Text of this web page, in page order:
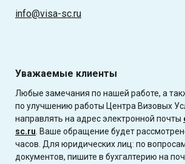
info@visa-sc.ru
Уважаемые клиенты
Любые замечания по нашей работе, а
по улучшению работы Центра Визовых
направлять на адрес электронной почты
sc.ru. Ваше обращение будет
часов. Для юридических лиц: по
документов, пишите в бухгалтерию на